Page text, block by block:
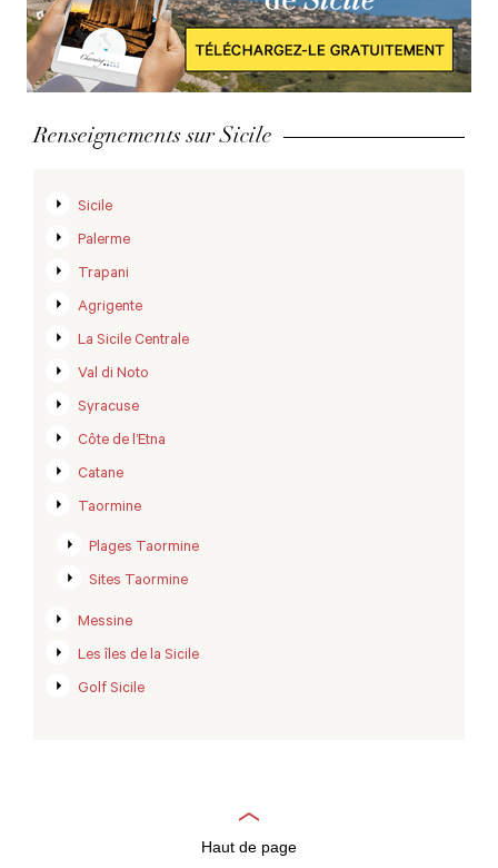
Renseignements sur Sicile
Sicile
Palerme
Trapani
Agrigente
La Sicile Centrale
Val di Noto
Syracuse
Côte de l’Etna
Catane
Taormine
Plages Taormine
Sites Taormine
Messine
Les îles de la Sicile
Golf Sicile
Haut de page